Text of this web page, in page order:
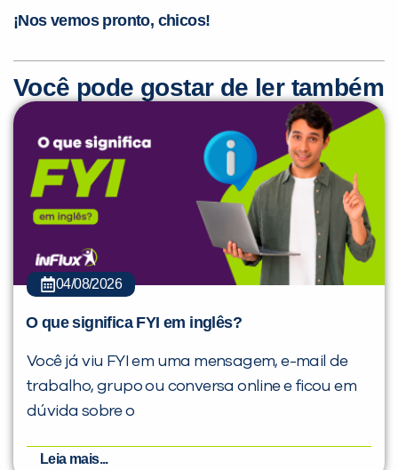
¡Nos vemos pronto, chicos!
Você pode gostar de ler também
04/08/2026
O que significa FYI em inglês?
Você já viu FYI em uma mensagem, e-mail de
trabalho, grupo ou conversa online e ficou em
dúvida sobre o
Leia mais...